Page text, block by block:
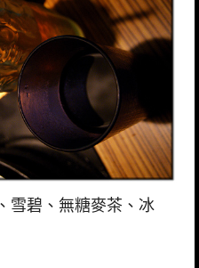
碧、無糖麥茶、冰